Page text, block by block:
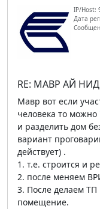
IP/Host:
Дата
RE: МАВР АЙ
Мавр вот если
человека то
и разделить дом
вариант
действует) .
1. т.е. строится и
2. после меняем
3. После делаем
помещение.